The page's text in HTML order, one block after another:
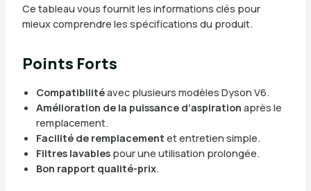
Ce tableau vous fournit les informations clés pour
mieux comprendre les spécifications du produit.
Points Forts
Compatibilitéavec plusieurs modèles Dyson V6.
Amélioration de la puissance d’aspiration après le
remplacement.
Facilité de remplacement et entretien simple.
Filtres lavablespour une utilisation prolongée.
Bon rapport qualité-prix.